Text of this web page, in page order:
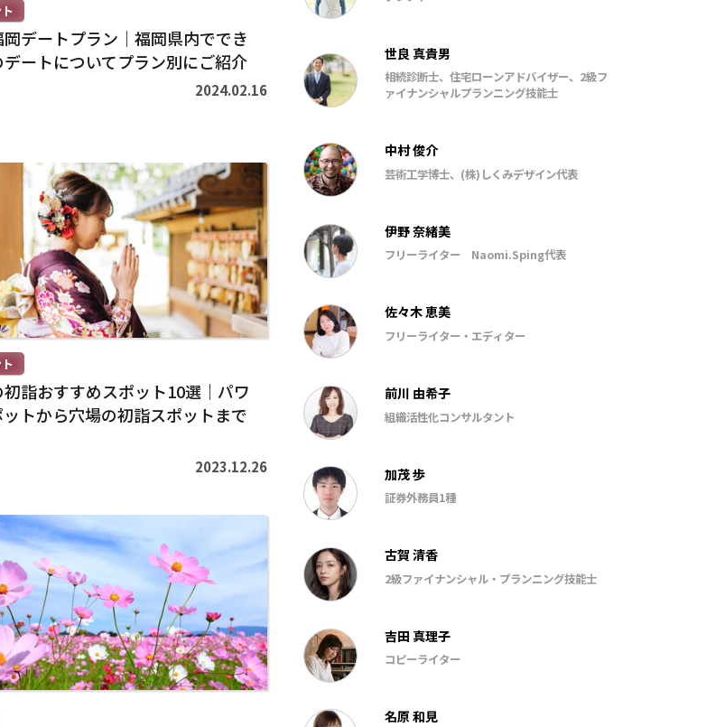
デートプラン｜福岡県内ででき
デートについてプラン別にご紹介
2024.02.16
詣おすすめスポット10選｜パワ
トから穴場の初詣スポットまで
2023.12.26
世良 真貴男
相続診断士、住宅ローンアドバイザー、2級フ
ァイナンシャルプランニング技能士
中村 俊介
芸術工学博士、(株)しくみデザイン代表
伊野 奈緒美
フリーライター Naomi.Sping代表
佐々木 恵美
フリーライター・エディター
前川 由希子
組織活性化コンサルタント
加茂 歩
証券外務員1種
古賀 清香
2級ファイナンシャル・プランニング技能士
吉田 真理子
コピーライター
名原 和見